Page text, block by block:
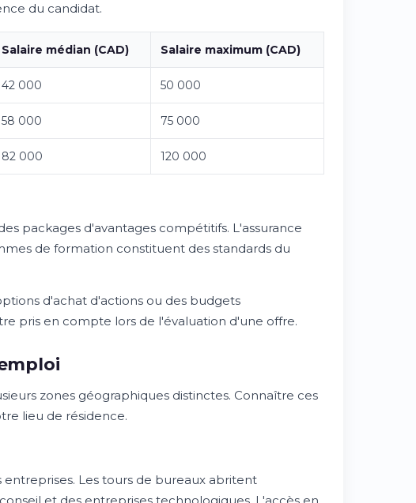
du candidat.
Salaire médian (CAD) Salaire maximum (CAD)
42 000 50 000
58 000 75 000
82 000 120 000
packages d'avantages compétitifs. L'assurance
de formation constituent des standards du
d'achat d'actions ou des budgets
pris en compte lors de l'évaluation d'une offre.
zones géographiques distinctes. Connaître ces
lieu de résidence.
entreprises. Les tours de bureaux abritent